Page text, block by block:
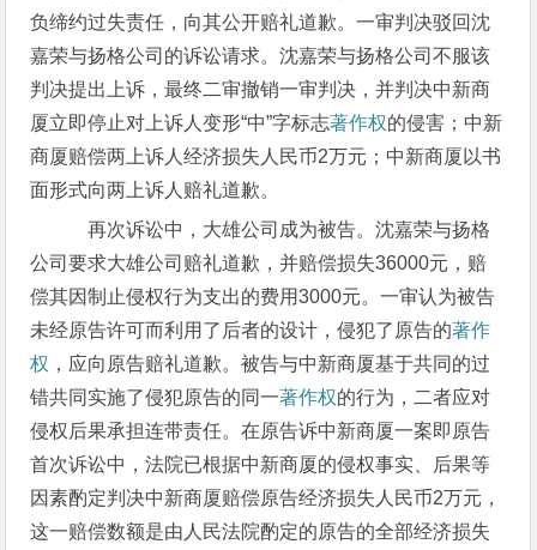
负缔约过失责任，向其公开赔礼道歉。一审判决驳回沈
嘉荣与扬格公司的诉讼请求。沈嘉荣与扬格公司不服该
判决提出上诉，最终二审撤销一审判决，并判决中新商
厦立即停止对上诉人变形“中”字标志著作权的侵害；中新
商厦赔偿两上诉人经济损失人民币2万元；中新商厦以书
面形式向两上诉人赔礼道歉。
再次诉讼中，大雄公司成为被告。沈嘉荣与扬格
公司要求大雄公司赔礼道歉，并赔偿损失36000元，赔
偿其因制止侵权行为支出的费用3000元。一审认为被告
未经原告许可而利用了后者的设计，侵犯了原告的著作
权 ，应向原告赔礼道歉。被告与中新商厦基于共同的过
错共同实施了侵犯原告的同一著作权的行为，二者应对
侵权后果承担连带责任。在原告诉中新商厦一案即原告
首次诉讼中，法院已根据中新商厦的侵权事实、后果等
因素酌定判决中新商厦赔偿原告经济损失人民币2万元，
这一赔偿数额是由人民法院酌定的原告的全部经济损失